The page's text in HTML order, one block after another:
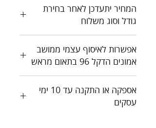
המחיר יתעדכן לאחר בחירת
גודל וסוג משלוח
צור קשר לקבלת הצעת מחיר
אפשרות לאיסוף עצמי ממושב
אמונים הדקל 96 בתאום מראש
אספקה או התקנה עד 10 ימי
עסקים